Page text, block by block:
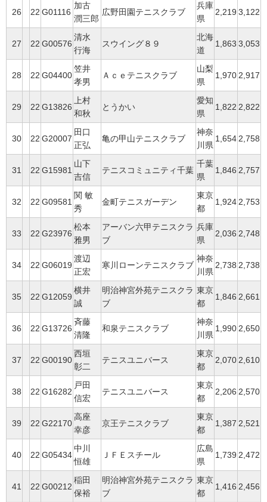
26 22 G01116
加古
潤三郎
広野田園テニスクラブ
兵庫
県
2,219 3,122
27 22 G00576
清水
行海
スウイング８９
北海
道
1,863 3,053
28 22 G04400
笠井
孝男
Ａｃｅテニスクラブ
山梨
県
1,970 2,917
29 22 G13826
上村
和秋
とうかい
愛知
県
1,822 2,822
30 22 G20007
田口
正弘
亀の甲山テニスクラブ
神奈
川県
1,654 2,758
31 22 G15981
山下
吉信
テニスコミュニティ千葉
千葉
県
1,846 2,757
32 22 G09581
関 敏
秀
金町テニスガーデン
東京
都
1,924 2,753
33 22 G23976
松本
雅男
アーバン六甲テニスクラ
ブ
兵庫
県
2,036 2,748
34 22 G06019
渡辺
正宏
寒川ローンテニスクラブ
神奈
川県
2,738 2,738
35 22 G12059
横井
誠
明治神宮外苑テニスクラ
ブ
東京
都
1,846 2,661
36 22 G13726
斉藤
清隆
和泉テニスクラブ
神奈
川県
1,990 2,650
37 22 G00190
西垣
彰二
テニスユニバース
東京
都
2,070 2,610
38 22 G16282
戸田
信宏
テニスユニバース
東京
都
2,206 2,570
39 22 G22170
高座
幸彦
京王テニスクラブ
東京
都
1,387 2,521
40 22 G05434
中川
恒雄
ＪＦＥスチール
広島
県
1,739 2,472
41 22 G00212
稲田
保裕
明治神宮外苑テニスクラ
ブ
東京
都
1,416 2,456